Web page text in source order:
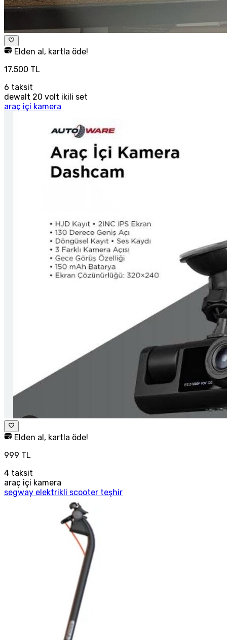
Elden al, kartla öde!
17.500 TL
6 taksit
dewalt 20 volt ikili set
araç içi kamera
Elden al, kartla öde!
999 TL
4 taksit
araç içi kamera
segway elektrikli scooter teşhir